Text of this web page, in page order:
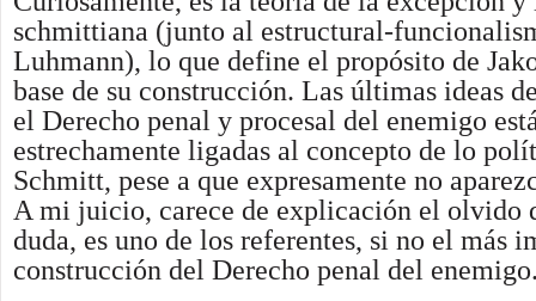
schmittiana (junto al estructural-
Luhmann), lo que define el propósito de
base de su construcción. Las últimas ideas
el Derecho penal y procesal del enemigo
estrechamente ligadas al concepto de lo
Schmitt, pese a que expresamente no
A mi juicio, carece de explicación el olvido
duda, es uno de los referentes, si no el más
construcción del Derecho penal del